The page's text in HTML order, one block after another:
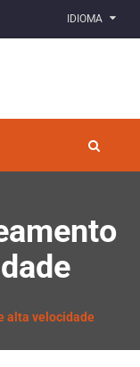
IDIOMA
alta velocidade